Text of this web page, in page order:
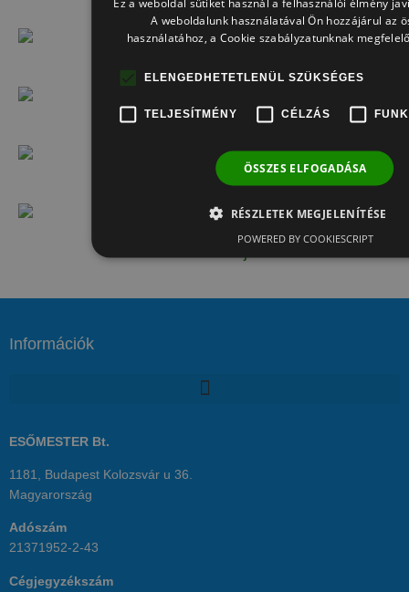
Széphegyi Szabolcs ajánlása
Drinóczi Csaba ajánlása
Információk
ESŐMESTER Bt.
1181, Budapest Kolozsvár u 36.
Magyarország
Adószám
21371952-2-43
Cégjegyzékszám
A weboldalunk használatával Ön hozzájárul az
használatához, a Cookie szabályzatunknak
ELENGEDHETETLENÜL SZÜKSÉGES
TELJESÍTMÉNY CÉLZÁS
ÖSSZES ELFOGADÁSA
RÉSZLETEK MEGJELENÍTÉSE
POWERED BY COOKIESCRIPT